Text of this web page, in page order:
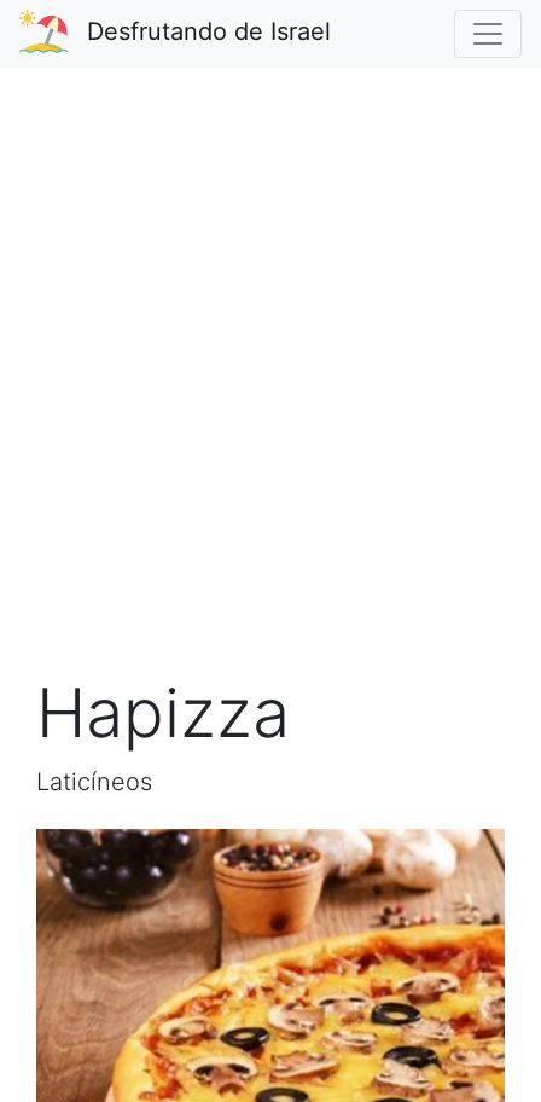
Desfrutando de Israel
Hapizza
Laticíneos